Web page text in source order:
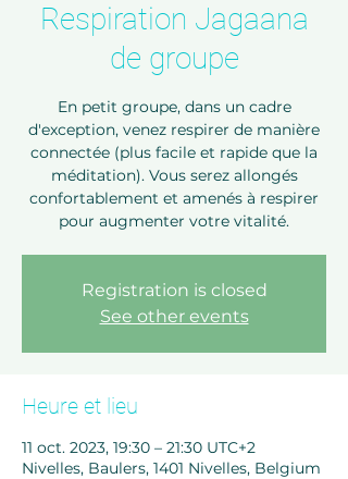
Respiration Jagaana
de groupe
En petit groupe, dans un cadre
d'exception, venez respirer de manière
connectée (plus facile et rapide que la
méditation). Vous serez allongés
confortablement et amenés à respirer
pour augmenter votre vitalité.
Registration is closed
See other events
Heure et lieu
11 oct. 2023, 19:30 – 21:30 UTC+2
Nivelles, Baulers, 1401 Nivelles, Belgium